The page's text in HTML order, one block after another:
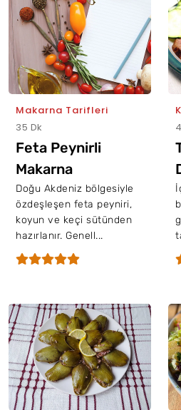
Makarna Tarifleri
35 Dk
Feta Peynirli
Makarna
Doğu Akdeniz bölgesiyle
özdeşleşen feta peyniri,
koyun ve keçi sütünden
hazırlanır. Genell...